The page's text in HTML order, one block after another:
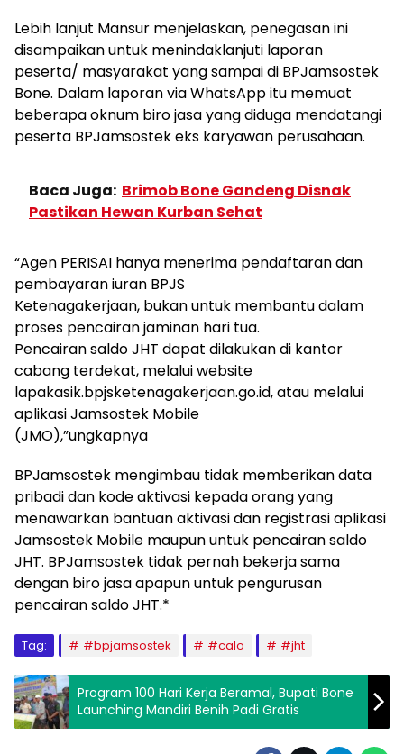
Lebih lanjut Mansur menjelaskan, penegasan ini
disampaikan untuk menindaklanjuti laporan
peserta/ masyarakat yang sampai di BPJamsostek
Bone. Dalam laporan via WhatsApp itu memuat
beberapa oknum biro jasa yang diduga mendatangi
peserta BPJamsostek eks karyawan perusahaan.
Baca Juga: Brimob Bone Gandeng Disnak
Pastikan Hewan Kurban Sehat
“Agen PERISAI hanya menerima pendaftaran dan
pembayaran iuran BPJS
Ketenagakerjaan, bukan untuk membantu dalam
proses pencairan jaminan hari tua.
Pencairan saldo JHT dapat dilakukan di kantor
cabang terdekat, melalui website
lapakasik.bpjsketenagakerjaan.go.id, atau melalui
aplikasi Jamsostek Mobile
(JMO),”ungkapnya
BPJamsostek mengimbau tidak memberikan data
pribadi dan kode aktivasi kepada orang yang
menawarkan bantuan aktivasi dan registrasi aplikasi
Jamsostek Mobile maupun untuk pencairan saldo
JHT. BPJamsostek tidak pernah bekerja sama
dengan biro jasa apapun untuk pengurusan
pencairan saldo JHT.*
Tag: #bpjamsostek #calo #jht
Program 100 Hari Kerja Beramal, Bupati Bone
Launching Mandiri Benih Padi Gratis